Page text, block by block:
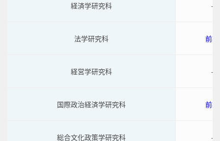
経済学研究科 -
法学研究科 前期
経営学研究科 -
国際政治経済学研究科 前期
総合文化政策学研究科 -